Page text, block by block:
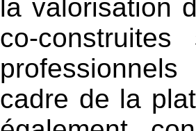
la valorisation
co-
cadre de la